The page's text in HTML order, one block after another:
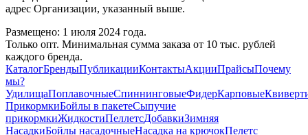
адрес Организации, указанный выше.
Размещено: 1 июля 2024 года.
Только опт. Минимальная сумма заказа от 10 тыс. рублей
каждого бренда.
КаталогБрендыПубликацииКонтактыАкцииПрайсыПочему
мы?
УдилищаПоплавочныеСпиннинговыеФидерКарповые
ПрикормкиБойлы в пакетеСыпучие
прикормкиЖидкостиПеллетсДобавкиЗимняя
НасадкиБойлы насадочныеНасадка на крючокПелетс